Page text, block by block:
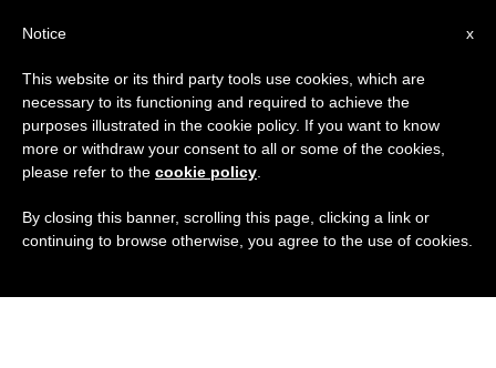
x
Notice
This website or its third party tools use cookies, which are
necessary to its functioning and required to achieve the
purposes illustrated in the cookie policy. If you want to know
more or withdraw your consent to all or some of the cookies,
please refer to the cookie policy
By closing this banner, scrolling this page, clicking a link or
continuing to browse otherwise, you agree to the use of cookies.